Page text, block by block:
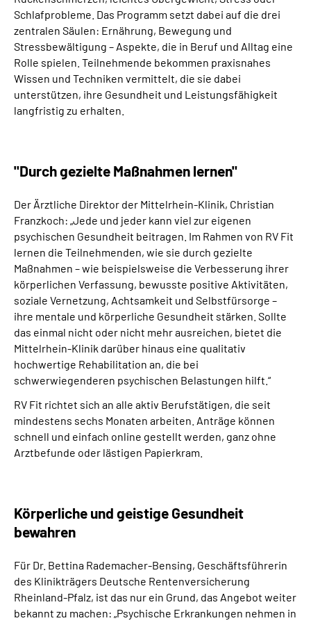
Schlafprobleme. Das Programm setzt dabei auf die drei
zentralen Säulen: Ernährung, Bewegung und
Stressbewältigung – Aspekte, die in Beruf und Alltag eine
Rolle spielen. Teilnehmende bekommen praxisnahes
Wissen und Techniken vermittelt, die sie dabei
unterstützen, ihre Gesundheit und Leistungsfähigkeit
langfristig zu erhalten.
"Durch gezielte Maßnahmen lernen"
Der Ärztliche Direktor der Mittelrhein-Klinik, Christian
Franzkoch: „Jede und jeder kann viel zur eigenen
psychischen Gesundheit beitragen. Im Rahmen von RV Fit
lernen die Teilnehmenden, wie sie durch gezielte
Maßnahmen – wie beispielsweise die Verbesserung ihrer
körperlichen Verfassung, bewusste positive Aktivitäten,
soziale Vernetzung, Achtsamkeit und Selbstfürsorge –
ihre mentale und körperliche Gesundheit stärken. Sollte
das einmal nicht oder nicht mehr ausreichen, bietet die
Mittelrhein-Klinik darüber hinaus eine qualitativ
hochwertige Rehabilitation an, die bei
schwerwiegenderen psychischen Belastungen hilft.“
RV Fit richtet sich an alle aktiv Berufstätigen, die seit
mindestens sechs Monaten arbeiten. Anträge können
schnell und einfach online gestellt werden, ganz ohne
Arztbefunde oder lästigen Papierkram.
Körperliche und geistige Gesundheit
bewahren
Für Dr. Bettina Rademacher-Bensing, Geschäftsführerin
des Klinikträgers Deutsche Rentenversicherung
Rheinland-Pfalz, ist das nur ein Grund, das Angebot weiter
bekannt zu machen: „Psychische Erkrankungen nehmen in